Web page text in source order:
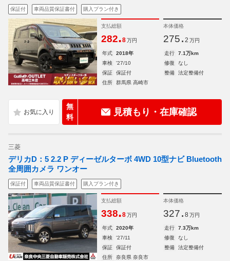
保証付 車両品質保証書付 購入プラン付き
支払総額
282.8 万円
本体価格
275. 2 万円
年式 2018年 走行
7.1万km
車検
'27/10 修復
なし
保証
保証付 整備
法定整備付
住所
群馬県 高崎市
無
料
見積もり・在庫確認
三菱
デリカD：5 2.2 P ディーゼルターボ 4WD 10型ナビ Bluetooth
全周囲カメラ ワンオー
保証付 車両品質保証書付 購入プラン付き
支払総額
338.8 万円
本体価格
327. 8 万円
年式 2020年 走行
7.3万km
車検
'27/11 修復
なし
保証
保証付 整備
法定整備付
住所
奈良県 奈良市